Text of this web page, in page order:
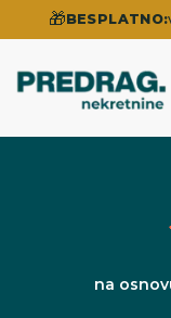
🎁BESPLATNO:
na